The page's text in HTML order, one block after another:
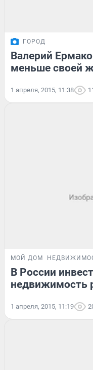
ГОРОД
Валерий
меньше своей
1 апреля, 2015, 11:38
МОЙ ДОМ
В России
недвижимость
1 апреля, 2015, 11:19